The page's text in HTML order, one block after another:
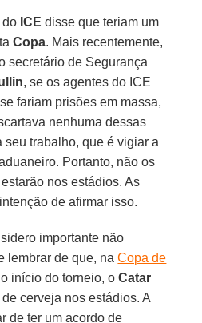
do ICE disse que teriam um
Copa. Mais recentemente,
secretário de Segurança
, se os agentes do ICE
fariam prisões em massa,
nenhuma dessas
seu trabalho, que é vigiar a
Portanto, não os
nos estádios. As
de afirmar isso.
importante não
lembrar de que, naCopa de
início do torneio, oCatar
cerveja nos estádios. A
de ter um acordo de